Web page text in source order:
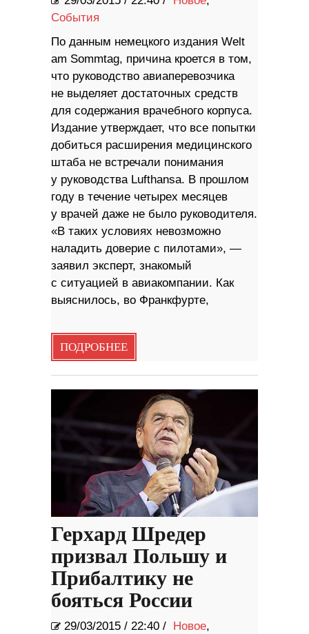
События
По данным немецкого издания Welt
am Sommtag, причина кроется в том,
что руководство авиаперевозчика
не выделяет достаточных средств
для содержания врачебного корпуса.
Издание утверждает, что все попытки
добиться расширения медицинского
штаба не встречали понимания
у руководства Lufthansa. В прошлом
году в течение четырех месяцев
у врачей даже не было руководителя.
«В таких условиях невозможно
наладить доверие с пилотами», —
заявил эксперт, знакомый
с ситуацией в авиакомпании. Как
выяснилось, во Франкфурте,
ПОДРОБНЕЕ
Герхард Шредер
призвал Польшу и
Прибалтику не
бояться России
29/03/2015 / 22:40 / Новое,